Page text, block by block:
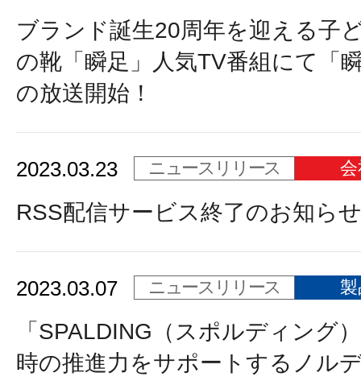
ブランド誕生20周年を迎える子
の靴「瞬足」人気TV番組にて「
の放送開始！
2023.03.23 ニュースリリース
RSS配信サービス終了のお知らせ
2023.03.07 ニュースリリース
「SPALDING（スポルディング
時の推進力をサポートするノル